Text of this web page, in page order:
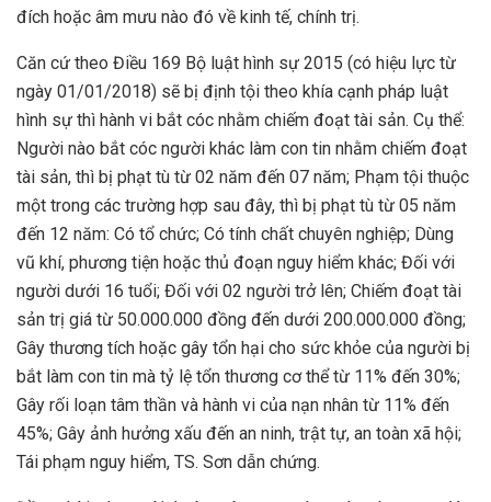
đích hoặc âm mưu nào đó về kinh tế, chính trị.
Căn cứ theo Điều 169 Bộ luật hình sự 2015 (có hiệu lực từ
ngày 01/01/2018) sẽ bị định tội theo khía cạnh pháp luật
hình sự thì hành vi bắt cóc nhằm chiếm đoạt tài sản. Cụ thể:
Người nào bắt cóc người khác làm con tin nhằm chiếm đoạt
tài sản, thì bị phạt tù từ 02 năm đến 07 năm; Phạm tội thuộc
một trong các trường hợp sau đây, thì bị phạt tù từ 05 năm
đến 12 năm: Có tổ chức; Có tính chất chuyên nghiệp; Dùng
vũ khí, phương tiện hoặc thủ đoạn nguy hiểm khác; Đối với
người dưới 16 tuổi; Đối với 02 người trở lên; Chiếm đoạt tài
sản trị giá từ 50.000.000 đồng đến dưới 200.000.000 đồng;
Gây thương tích hoặc gây tổn hại cho sức khỏe của người bị
bắt làm con tin mà tỷ lệ tổn thương cơ thể từ 11% đến 30%;
Gây rối loạn tâm thần và hành vi của nạn nhân từ 11% đến
45%; Gây ảnh hưởng xấu đến an ninh, trật tự, an toàn xã hội;
Tái phạm nguy hiểm, TS. Sơn dẫn chứng.